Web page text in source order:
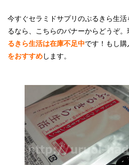
今すぐセラミドサプリのぷるきら生
るなら、こちらのバナーからどうぞ
るきら生活は在庫不足中です！もし購
をおすすめします。